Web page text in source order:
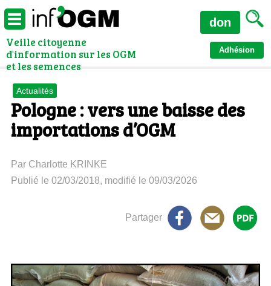
Veille citoyenne
d'information sur les OGM
et les semences
Adhésion
don
Actualités
Pologne : vers une baisse des
importations d’OGM
Par Charlotte KRINKE
Publié le 02/03/2018, modifié le 09/03/2026
Partager